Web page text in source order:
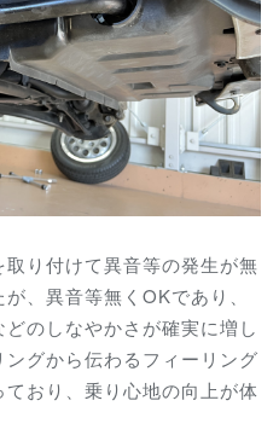
り付けて異音等の発生が無
、異音等無くOKであり、
のしなやかさが確実に増し
グから伝わるフィーリング
おり、乗り心地の向上が体